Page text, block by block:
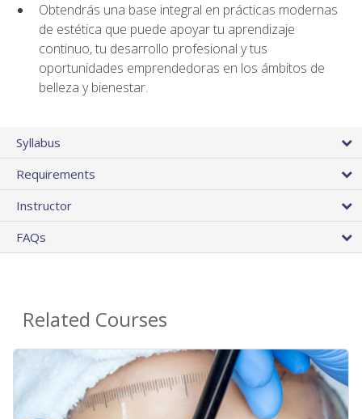
Obtendrás una base integral en prácticas modernas
de estética que puede apoyar tu aprendizaje
continuo, tu desarrollo profesional y tus
oportunidades emprendedoras en los ámbitos de
belleza y bienestar.
Syllabus
Requirements
Instructor
FAQs
Related Courses